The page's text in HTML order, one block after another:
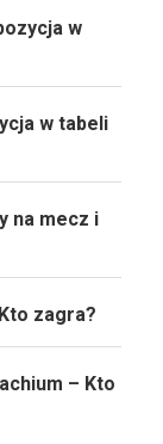
w
w tabeli
na mecz i
zagra?
– Kto